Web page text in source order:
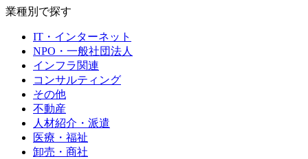
業種別で探す
IT・インターネット
NPO・一般社団法人
インフラ関連
コンサルティング
その他
不動産
人材紹介・派遣
医療・福祉
卸売・商社